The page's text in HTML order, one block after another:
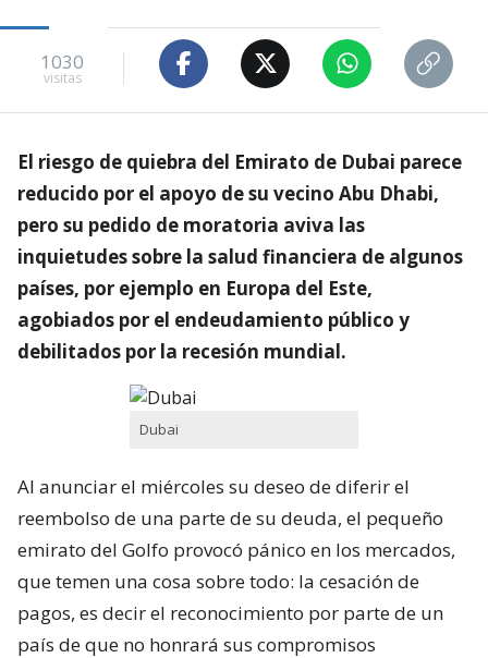
1030
visitas
El riesgo de quiebra del Emirato de Dubai parece
reducido por el apoyo de su vecino Abu Dhabi,
pero su pedido de moratoria aviva las
inquietudes sobre la salud financiera de algunos
países, por ejemplo en Europa del Este,
agobiados por el endeudamiento público y
debilitados por la recesión mundial.
Dubai
Al anunciar el miércoles su deseo de diferir el
reembolso de una parte de su deuda, el pequeño
emirato del Golfo provocó pánico en los mercados,
que temen una cosa sobre todo: la cesación de
pagos, es decir el reconocimiento por parte de un
país de que no honrará sus compromisos